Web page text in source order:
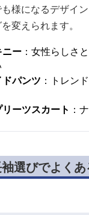
様になるデザイ
変えられます。
ー ：女性らしさ
パンツ ：トレン
ーツスカート ：
選びでよく